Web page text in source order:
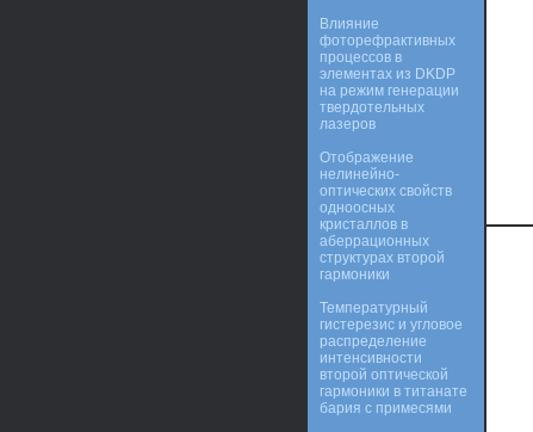
Влияние
фоторефрактивных
процессов в
элементах из DKDP
на режим генерации
твердотельных
лазеров
Отображение
нелинейно-
оптических свойств
одноосных
кристаллов в
аберрационных
структурах второй
гармоники
Температурный
гистерезис и угловое
распределение
интенсивности
второй оптической
гармоники в титанате
бария с примесями